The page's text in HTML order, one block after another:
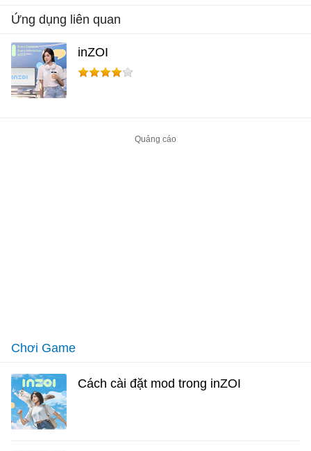
Ứng dụng liên quan
inZOI
Chơi Game
Cách cài đặt mod trong inZOI